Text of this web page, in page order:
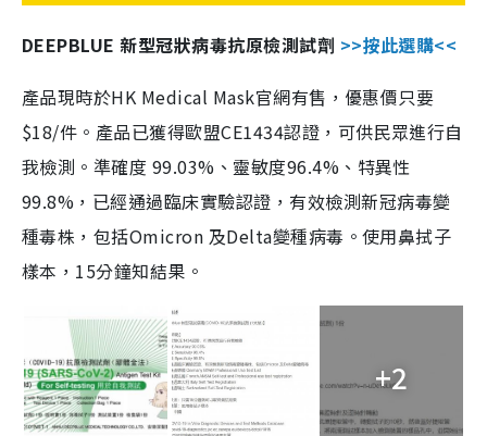
DEEPBLUE 新型冠狀病毒抗原檢測試劑 >>按此選購<<
產品現時於HK Medical Mask官網有售，優惠價只要
$18/件。產品已獲得歐盟CE1434認證，可供民眾進行自
我檢測。準確度 99.03%、靈敏度96.4%、特異性
99.8%，已經通過臨床實驗認證，有效檢測新冠病毒變
種毒株，包括Omicron 及Delta變種病毒。使用鼻拭子
樣本，15分鐘知結果。
+2